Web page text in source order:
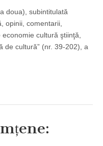
doua), subintitulată
opinii, comentarii,
economie cultură ştiinţă,
de cultură” (nr. 39-202), a